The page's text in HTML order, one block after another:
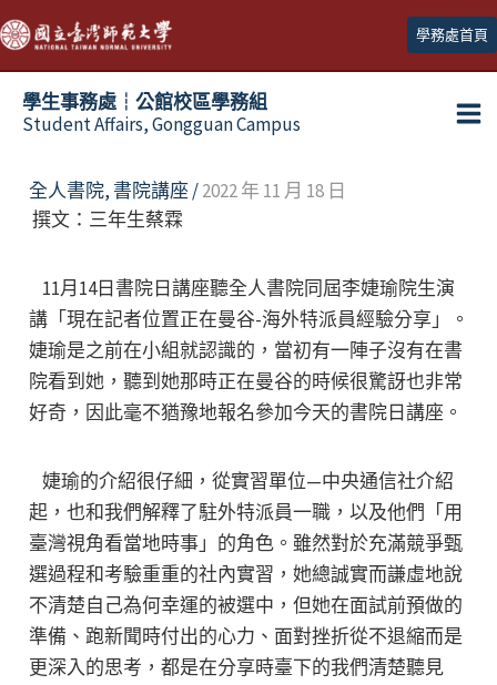
跳
至
主
學務處首頁
學生事務處┆公館校區學務組
Student Affairs, Gongguan Campus
全人書院, 書院講座/2022 年 11 月 18 日
撰文：三年生蔡霖
11月14日書院日講座聽全人書院同屆李婕瑜院生演
講「現在記者位置正在曼谷-海外特派員經驗分享」。
婕瑜是之前在小組就認識的，當初有一陣子沒有在書
院看到她，聽到她那時正在曼谷的時候很驚訝也非常
好奇，因此毫不猶豫地報名參加今天的書院日講座。
婕瑜的介紹很仔細，從實習單位—中央通信社介紹
起，也和我們解釋了駐外特派員一職，以及他們「用
臺灣視角看當地時事」的角色。雖然對於充滿競爭甄
選過程和考驗重重的社內實習，她總誠實而謙虛地說
不清楚自己為何幸運的被選中，但她在面試前預做的
準備、跑新聞時付出的心力、面對挫折從不退縮而是
更深入的思考，都是在分享時臺下的我們清楚聽見